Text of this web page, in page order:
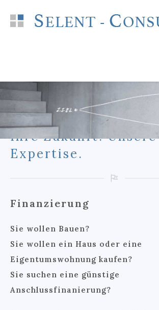
Ihre Zukunft. Unsere
Expertise.
Finanzierung
Sie wollen Bauen?
Sie wollen ein Haus oder eine
Eigentumswohnung kaufen?
Sie suchen eine günstige
Anschlussfinanierung?